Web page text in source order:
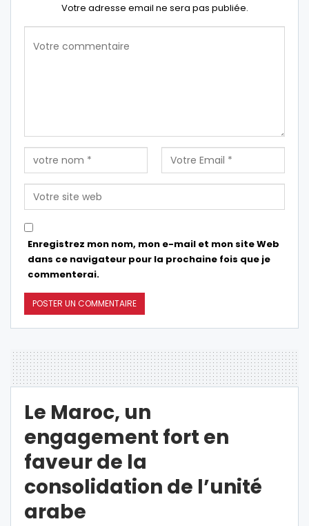
Votre adresse email ne sera pas publiée.
Enregistrez mon nom, mon e-mail et mon site Web
dans ce navigateur pour la prochaine fois que je
commenterai.
Le Maroc, un
engagement fort en
faveur de la
consolidation de l’unité
arabe